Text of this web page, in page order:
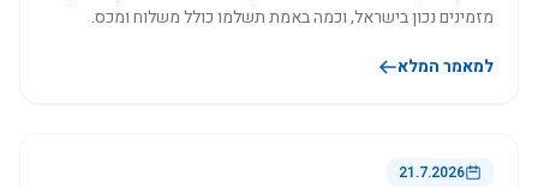
מזמינים נכון בישראל, וכמה באמת תשלמו כולל משלוח ומכס.
למאמר המלא
21.7.2026